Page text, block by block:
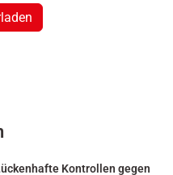
Kontrollen gegen